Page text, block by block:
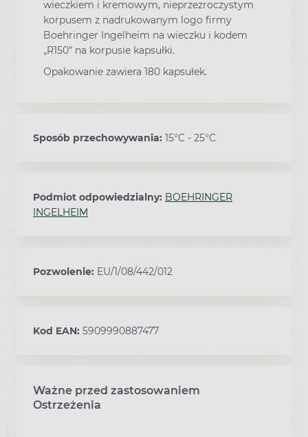
wieczkiem i kremowym, nieprzezroczystym
korpusem z nadrukowanym logo firmy
Boehringer Ingelheim na wieczku i kodem
„R150” na korpusie kapsułki.
Opakowanie zawiera 180 kapsułek.
Sposób przechowywania: 15°C - 25°C
Podmiot odpowiedzialny: BOEHRINGER
INGELHEIM
Pozwolenie: EU/1/08/442/012
Kod EAN: 5909990887477
Ważne przed zastosowaniem
Ostrzeżenia